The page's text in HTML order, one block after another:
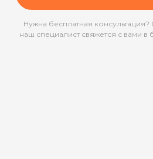
Нужна бесплатная консультация?
наш специалист свяжется с вами